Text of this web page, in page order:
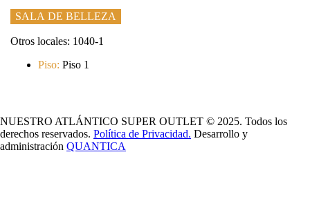
SALA DE BELLEZA
Otros locales: 1040-1
Piso: Piso 1
NUESTRO ATLÁNTICO SUPER OUTLET © 2025. Todos los
derechos reservados. Política de Privacidad. Desarrollo y
administración QUANTICA